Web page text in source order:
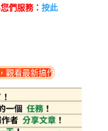
們服務： 按此
觀看最新搞作